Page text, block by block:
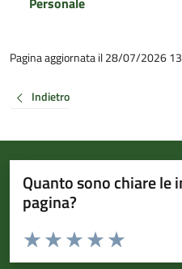
Pagina aggiornata il 28/07/2026
Indietro
Quanto sono chiare
pagina?
Valuta da 1 a 5 stelle la pagina
Valuta 5
Valuta 4 stelle
Valuta 3 stelle su 5
Valuta 2 stelle su 5
Valuta 1 stelle su 5